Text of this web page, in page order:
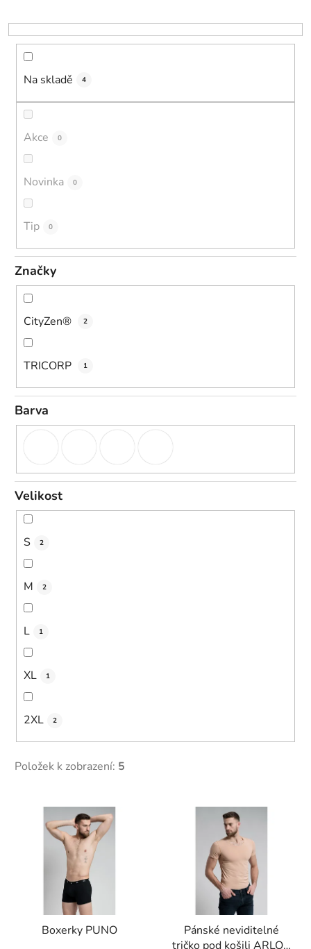
o
d
Na skladě 4
Akce 0
Novinka 0
Tip 0
Značky
CityZen® 2
TRICORP 1
Barva
Velikost
S 2
M 2
L 1
XL 1
2XL 2
Položek k zobrazení: 5
Boxerky PUNO
Pánské neviditelné
tričko pod košili ARLON